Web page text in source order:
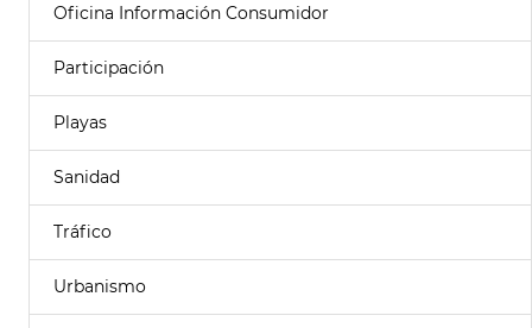
Oficina Información Consumidor
Participación
Playas
Sanidad
Tráfico
Urbanismo